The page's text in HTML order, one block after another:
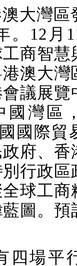
大灣區
。 12 月
商智慧
澳大灣
議展覽
國灣區
國際貿
府、香
行政區
球工商
圖。預
四場平